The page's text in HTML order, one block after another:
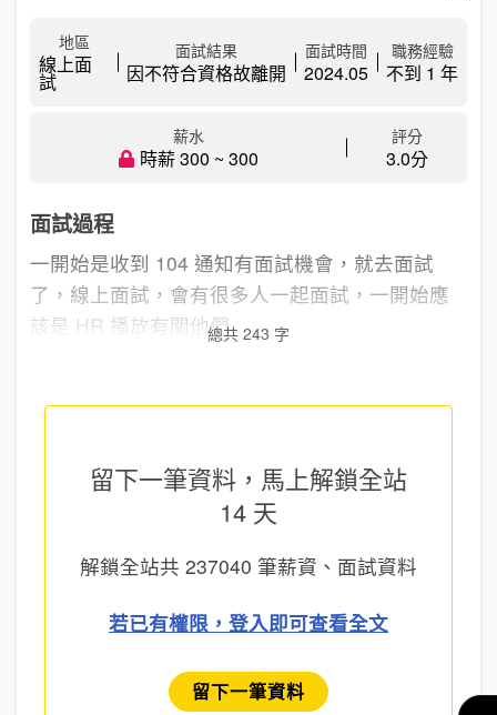
地區
線上面
試
面試結果
因不符合資格故離開
面試時間
2024.05
職務經驗
不到 1 年
薪水
時薪 300 ~ 300
評分
3.0分
面試過程
一開始是收到 104 通知有面試機會，就去面試
了，線上面試，會有很多人一起面試，一開始應
該是 HR 播放有關他們...總共 243 字
留下一筆資料，馬上解鎖全站
14 天
解鎖全站共 237040 筆薪資、面試資料
若已有權限，登入即可查看全文
留下一筆資料